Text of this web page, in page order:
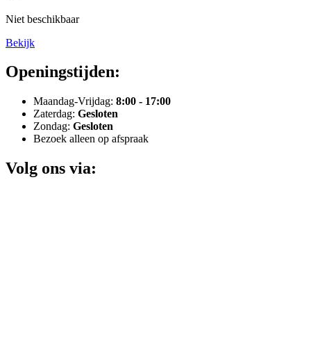
Niet beschikbaar
Bekijk
Openingstijden:
Maandag-Vrijdag: 8:00 - 17:00
Zaterdag: Gesloten
Zondag: Gesloten
Bezoek alleen op afspraak
Volg ons via: